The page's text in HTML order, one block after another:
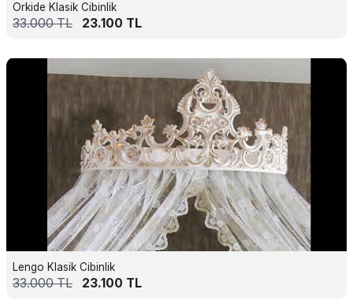
Orkide Klasik Cibinlik
33.000TL 23.100 TL
Lengo Klasik Cibinlik
33.000TL 23.100 TL